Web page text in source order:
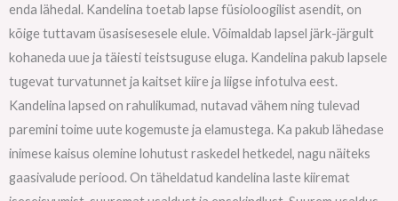
enda lähedal. Kandelina toetab lapse füsioloogilist asendit, on
kõige tuttavam üsasisesesele elule. Võimaldab lapsel järk-järgult
kohaneda uue ja täiesti teistsuguse eluga. Kandelina pakub lapsele
tugevat turvatunnet ja kaitset kiire ja liigse infotulva eest.
Kandelina lapsed on rahulikumad, nutavad vähem ning tulevad
paremini toime uute kogemuste ja elamustega. Ka pakub lähedase
inimese kaisus olemine lohutust raskedel hetkedel, nagu näiteks
gaasivalude periood. On täheldatud kandelina laste kiiremat